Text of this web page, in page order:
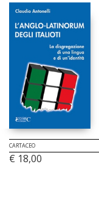
CARTACEO
€ 18,00